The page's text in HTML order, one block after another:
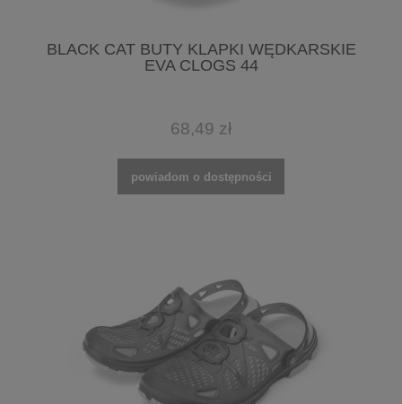
BLACK CAT BUTY KLAPKI WĘDKARSKIE
EVA CLOGS 44
68,49 zł
powiadom o dostępności